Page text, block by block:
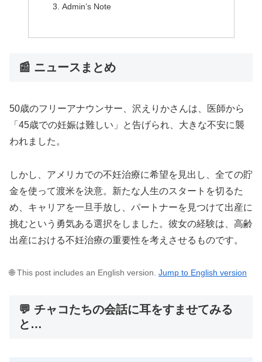
Admin’s Note
📰 ニュースまとめ
50歳のフリーアナウンサー、沢えりかさんは、医師から
「45歳での妊娠は難しい」と告げられ、大きな不安に襲
われました。
しかし、アメリカでの不妊治療に希望を見出し、全ての貯
金を使って渡米を決意。新たな人生のスタートを切るた
め、キャリアを一旦手放し、パートナーを見つけて出産に
挑むという勇気ある選択をしました。彼女の経験は、高齢
出産における不妊治療の重要性を考えさせるものです。
🌐 This post includes an English version. Jump to English version
💬 チャコたちの会話に耳をすませてみる
と…